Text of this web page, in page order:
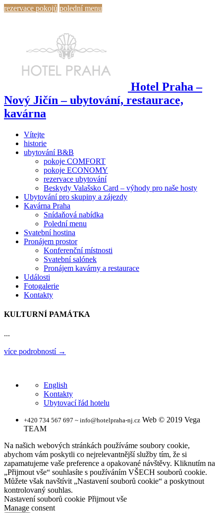
rezervace pokojů polední menu
Hotel Praha –
Nový Jičín – ubytování, restaurace,
kavárna
Vítejte
historie
ubytování B&B
pokoje COMFORT
pokoje ECONOMY
rezervace ubytování
Beskydy Valašsko Card – výhody pro naše hosty
Ubytování pro skupiny a zájezdy
Kavárna Praha
Snídaňová nabídka
Polední menu
Svatební hostina
Pronájem prostor
Konferenční místnosti
Svatební salónek
Pronájem kavárny a restaurace
Události
Fotogalerie
Kontakty
KULTURNÍ PAMÁTKA
...
více podrobností →
English
Kontakty
Ubytovací řád hotelu
+420 734 567 697 ~ info@hotelpraha-nj.cz Web © 2019 Vega
TEAM
Na našich webových stránkách používáme soubory cookie,
abychom vám poskytli co nejrelevantnější služby tím, že si
zapamatujeme vaše preference a opakované návštěvy. Kliknutím na
„Přijmout vše“ souhlasíte s používáním VŠECH souborů cookie.
Můžete však navštívit „Nastavení souborů cookie“ a poskytnout
kontrolovaný souhlas.
Nastavení souborů cookie Přijmout vše
Manage consent